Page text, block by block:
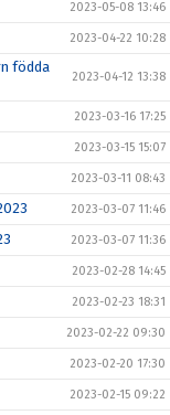
2023-05-08 13:46
2023-04-22 10:28
födda
2023-04-12 13:38
2023-03-16 17:25
2023-03-15 15:07
2023-03-11 08:43
2023-03-07 11:46
2023-03-07 11:36
2023-02-28 14:45
2023-02-23 18:31
2023-02-22 09:30
2023-02-20 17:30
2023-02-15 09:22